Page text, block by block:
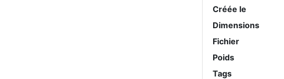
Créée le
Dimensions
Fichier
Poids
Tags